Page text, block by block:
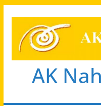
springen
AK